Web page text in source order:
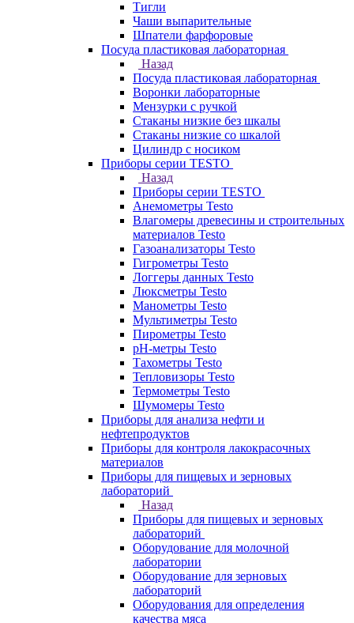
Тигли
Чаши выпарительные
Шпатели фарфоровые
Посуда пластиковая лабораторная
Назад
Посуда пластиковая лабораторная
Воронки лабораторные
Мензурки с ручкой
Стаканы низкие без шкалы
Стаканы низкие со шкалой
Цилиндр с носиком
Приборы серии TESTO
Назад
Приборы серии TESTO
Анемометры Testo
Влагомеры древесины и строительных
материалов Testo
Газоанализаторы Testo
Гигрометры Testo
Логгеры данных Testo
Люксметры Testo
Манометры Testo
Мультиметры Testo
Пирометры Testo
pH-метры Testo
Тахометры Testo
Тепловизоры Testo
Термометры Testo
Шумомеры Testo
Приборы для анализа нефти и
нефтепродуктов
Приборы для контроля лакокрасочных
материалов
Приборы для пищевых и зерновых
лабораторий
Назад
Приборы для пищевых и зерновых
лабораторий
Оборудование для молочной
лаборатории
Оборудование для зерновых
лабораторий
Оборудования для определения
качества мяса